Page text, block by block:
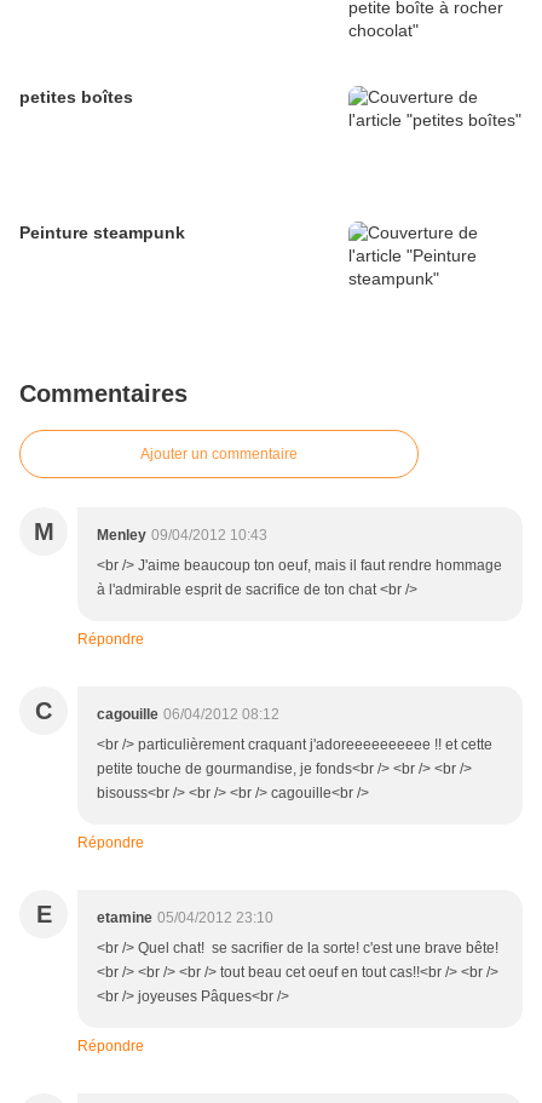
petites boîtes
Peinture steampunk
Commentaires
Ajouter un commentaire
M Menley 09/04/2012 10:43
<br /> J'aime beaucoup ton oeuf, mais il faut rendre hommage
à l'admirable esprit de sacrifice de ton chat <br />
Répondre
C cagouille 06/04/2012 08:12
<br /> particulièrement craquant j'adoreeeeeeeeee !! et cette
petite touche de gourmandise, je fonds<br /> <br /> <br />
bisouss<br /> <br /> <br /> cagouille<br />
Répondre
E etamine 05/04/2012 23:10
<br /> Quel chat! se sacrifier de la sorte! c'est une brave bête!
<br /> <br /> <br /> tout beau cet oeuf en tout cas!!<br /> <br />
<br /> joyeuses Pâques<br />
Répondre